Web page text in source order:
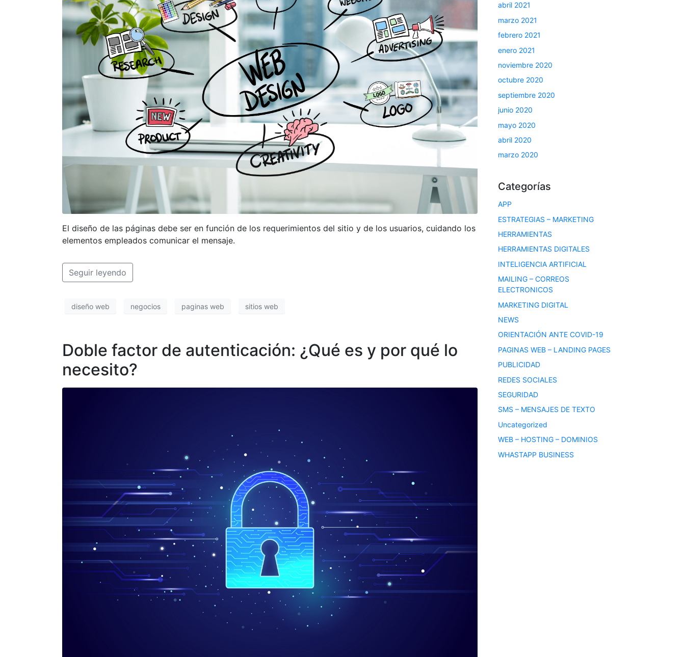
El diseño de las páginas debe ser en función de los requerimientos del sitio y de los usuarios, cuidando los
elementos empleados comunicar el mensaje.
Seguir leyendo
diseño web negocios paginas web sitios web
Doble factor de autenticación: ¿Qué es y por qué lo
necesito?
abril 2021
marzo 2021
febrero 2021
enero 2021
noviembre 2020
octubre 2020
septiembre 2020
junio 2020
mayo 2020
abril 2020
marzo 2020
Categorías
APP
ESTRATEGIAS – MARKETING
HERRAMIENTAS
HERRAMIENTAS DIGITALES
INTELIGENCIA ARTIFICIAL
MAILING – CORREOS
ELECTRONICOS
MARKETING DIGITAL
NEWS
ORIENTACIÓN ANTE COVID-19
PAGINAS WEB – LANDING PAGES
PUBLICIDAD
REDES SOCIALES
SEGURIDAD
SMS – MENSAJES DE TEXTO
Uncategorized
WEB – HOSTING – DOMINIOS
WHASTAPP BUSINESS